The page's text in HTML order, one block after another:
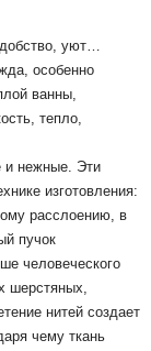
уют…
особенно
ванны,
тепло,
и нежные. Эти
изготовления:
расслоению, в
пучок
человеческого
шерстяных,
нитей создает
чему ткань